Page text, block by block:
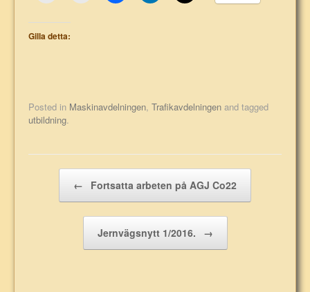
Gilla detta:
Posted in Maskinavdelningen, Trafikavdelningen and tagged
utbildning.
← Fortsatta arbeten på AGJ Co22
Jernvägsnytt 1/2016. →